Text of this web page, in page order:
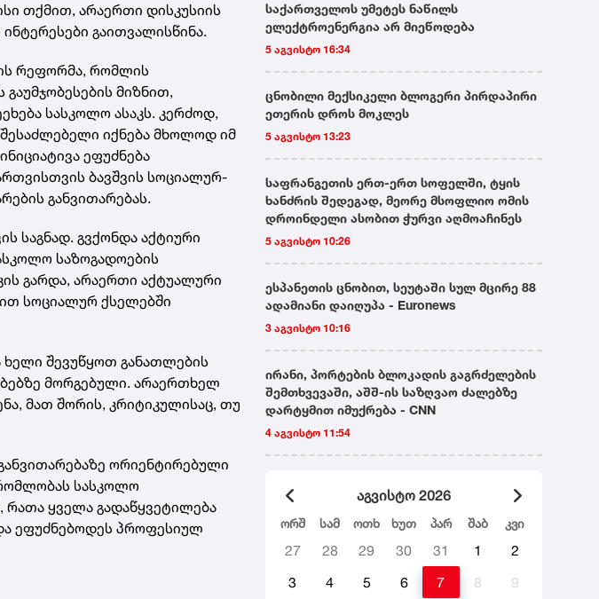
თქმით, არაერთი დისკუსიის
გაითვალისწინა.
რეფორმა, რომლის
მიზნით,
სასკოლო ასაკს. კერძოდ,
იქნება მხოლოდ იმ
ეფუძნება
ბავშვის სოციალურ-
განვითარებას.
საგნად. გვქონდა აქტიური
საზოგადოების
გარდა, არაერთი აქტუალური
სოციალურ ქსელებში
ხელი შევუწყოთ განათლების
მორგებული. არაერთხელ
მათ შორის, კრიტიკულისაც, თუ
ორიენტირებული
სასკოლო
რათა ყველა გადაწყვეტილება
ეფუძნებოდეს პროფესიულ
საქართველოს უმეტეს ნაწილს
ელექტროენერგია არ მიეწოდება
5 აგვისტო 16:34
ცნობილი მექსიკელი ბლოგერი პირდაპირი
ეთერის დროს მოკლეს
5 აგვისტო 13:23
საფრანგეთის ერთ-ერთ სოფელში, ტყის
ხანძრის შედეგად, მეორე მსოფლიო ომის
დროინდელი ასობით ჭურვი აღმოაჩინეს
5 აგვისტო 10:26
ესპანეთის ცნობით, სეუტაში სულ მცირე 88
ადამიანი დაიღუპა - Euronews
3 აგვისტო 10:16
ირანი, პორტების ბლოკადის გაგრძელების
შემთხვევაში, აშშ-ის საზღვაო ძალებზე
დარტყმით იმუქრება - CNN
4 აგვისტო 11:54
აგვისტო 2026
ორშ სამ ოთხ ხუთ პარ შაბ კვი
27 28 29 30 31 1
2
3
4 5 6 7 8
9